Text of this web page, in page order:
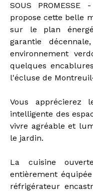
SOUS PROMESSE
propose cette belle
sur le plan
garantie
environnement
quelques
l'écluse de
Vous apprécierez
intelligente des
vivre agréable et
le jardin.
La cuisine
entièrement
réfrigérateur